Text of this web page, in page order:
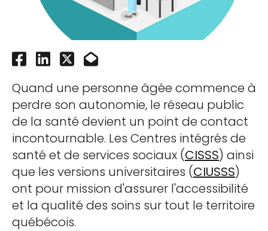
Quand une personne âgée commence à
perdre son autonomie, le réseau public
de la santé devient un point de contact
incontournable. Les Centres intégrés de
santé et de services sociaux (CISSS) ainsi
que les versions universitaires (CIUSSS)
ont pour mission d'assurer l'accessibilité
et la qualité des soins sur tout le territoire
québécois.